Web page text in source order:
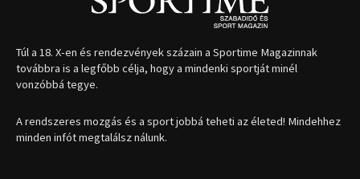
1035 Budapest, Miklós u. 7.
+36 30 471 1373